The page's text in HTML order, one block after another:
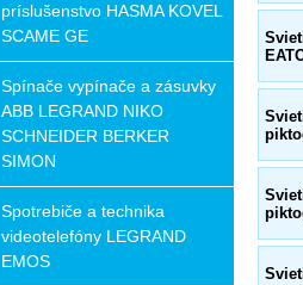
príslušenstvo HASMA KOVEL
SCAME GE
Spínače vypínače a zásuvky
ABB LEGRAND NIKO
SCHNEIDER BERKER
SIMON
Spotrebiče a technika
videotelefóny LEGRAND
EMOS